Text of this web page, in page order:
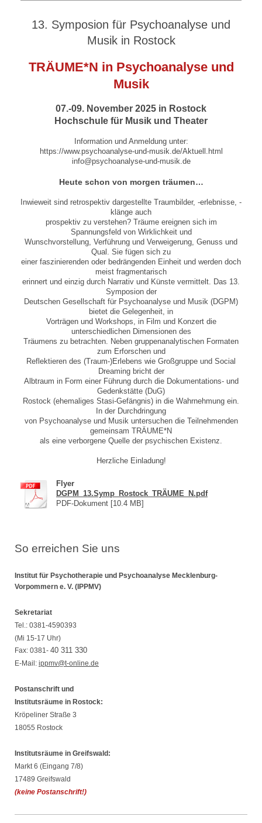
13. Symposion für Psychoanalyse und
Musik in Rostock
TRÄUME*N in Psychoanalyse und
Musik
07.-09. November 2025 in Rostock
Hochschule für Musik und Theater
Information und Anmeldung unter:
https://www.psychoanalyse-und-musik.de/Aktuell.html
info@psychoanalyse-und-musik.de
Heute schon von morgen träumen…
Inwieweit sind retrospektiv dargestellte Traumbilder, -erlebnisse, -
klänge auch
prospektiv zu verstehen? Träume ereignen sich im
Spannungsfeld von Wirklichkeit und
Wunschvorstellung, Verführung und Verweigerung, Genuss und
Qual. Sie fügen sich zu
einer faszinierenden oder bedrängenden Einheit und werden doch
meist fragmentarisch
erinnert und einzig durch Narrativ und Künste vermittelt. Das 13.
Symposion der
Deutschen Gesellschaft für Psychoanalyse und Musik (DGPM)
bietet die Gelegenheit, in
Vorträgen und Workshops, in Film und Konzert die
unterschiedlichen Dimensionen des
Träumens zu betrachten. Neben gruppenanalytischen Formaten
zum Erforschen und
Reflektieren des (Traum-)Erlebens wie Großgruppe und Social
Dreaming bricht der
Albtraum in Form einer Führung durch die Dokumentations- und
Gedenkstätte (DuG)
Rostock (ehemaliges Stasi-Gefängnis) in die Wahrnehmung ein.
In der Durchdringung
von Psychoanalyse und Musik untersuchen die Teilnehmenden
gemeinsam TRÄUME*N
als eine verborgene Quelle der psychischen Existenz.
Herzliche Einladung!
Flyer
DGPM_13.Symp_Rostock_TRÄUME_N.pdf
PDF-Dokument [10.4 MB]
So erreichen Sie uns
Institut für Psychotherapie und Psychoanalyse Mecklenburg-
Vorpommern e. V. (IPPMV)
Sekretariat
Tel.: 0381-4590393
(Mi 15-17 Uhr)
Fax: 0381- 40 311 330
E-Mail: ippmv@t-online.de
Postanschrift und
Institutsräume in Rostock:
Kröpeliner Straße 3
18055 Rostock
Institutsräume in Greifswald:
Markt 6 (Eingang 7/8)
17489 Greifswald
(keine Postanschrift!)